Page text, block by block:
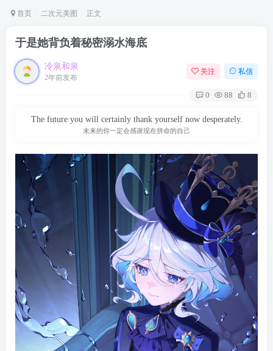
首页 二次元美图 正文
于是她背负着秘密溺水海底
冷泉和泉
2年前发布
关注 私信
0 88 8
The future you will certainly thank yourself now desperately.
未来的你一定会感谢现在拼命的自己